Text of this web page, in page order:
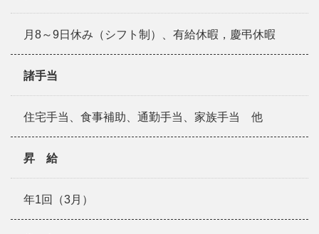
月8～9日休み（シフト制）、有給休暇，慶弔休暇
諸手当
住宅手当、食事補助、通勤手当、家族手当 他
昇 給
年1回（3月）